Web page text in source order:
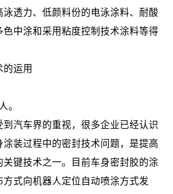
泳透力、低颜料份的电泳涂料、耐酸
色中涂和采用粘度控制技术涂料等得
的运用
。
汽车界的重视，很多企业已经认识
涂装过程中的密封技术问题，是提高
键技术之一。目前车身密封胶的涂
式向机器人定位自动喷涂方式发